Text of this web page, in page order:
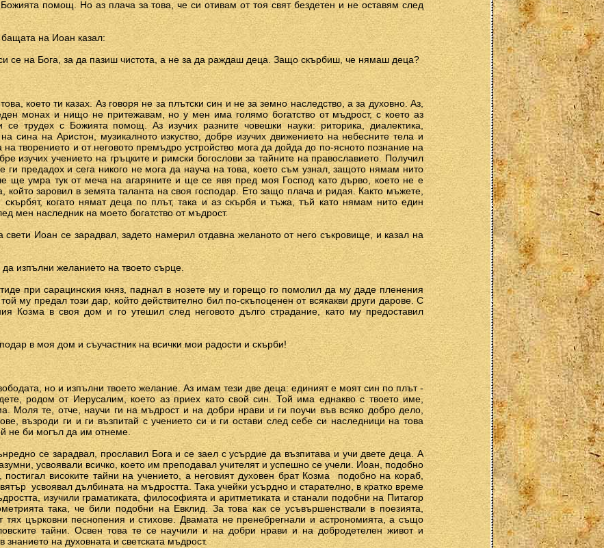
помощ. Но аз плача за това, че си отивам от тоя свят бездетен и не оставям след
на Иоан казал:
се на Бога, за да пазиш чистота, а не за да раждаш деца. Защо скърбиш, че нямаш деца?
което ти казах. Аз говоря не за плътски син и не за земно наследство, а за духовно. Аз,
монах и нищо не притежавам, но у мен има голямо богатство от мъдрост, с което аз
се трудех с Божията помощ. Аз изучих разните човешки науки: риторика, диалектика,
сина на Аристон, музикалното изкуство, добре изучих движението на небесните тела и
на творението и от неговото премъдро устройство мога да дойда до по-ясното познание на
изучих учението на гръцките и римски богослови за тайните на православието. Получил
ги предадох и сега никого не мога да науча на това, което съм узнал, защото нямам нито
ще умра тук от меча на агаряните и ще се явя пред моя Господ като дърво, което не е
който заровил в земята таланта на своя господар. Ето защо плача и ридая. Както мъжете,
когато нямат деца по плът, така и аз скърбя и тъжа, тъй като нямам нито един
мен наследник на моето богатство от мъдрост.
Иоан се зарадвал, задето намерил отдавна желаното от него съкровище, и казал на
изпълни желанието на твоето сърце.
при сарацинския княз, паднал в нозете му и горещо го помолил да му даде пленения
му предал този дар, който действително бил по-скъпоценен от всякакви други дарове. С
Козма в своя дом и го утешил след неговото дълго страдание, като му предоставил
в моя дом и съучастник на всички мои радости и скърби!
но и изпълни твоето желание. Аз имам тези две деца: единият е моят син по плът
родом от Иерусалим, което аз приех като свой син. Той има еднакво с твоето име,
Моля те, отче, научи ги на мъдрост и на добри нрави и ги поучи във всяко добро дело,
възроди ги и ги възпитай с учението си и ги остави след себе си наследници на това
не би могъл да им отнеме.
се зарадвал, прославил Бога и се заел с усърдие да възпитава и учи двете деца. А
усвоявали всичко, което им преподавал учителят и успешно се учели. Иоан, подобно
високите тайни на учението, а неговият духовен брат Козма ­ подобно на кораб,
усвоявал дълбината на мъдростта. Така учейки усърдно и старателно, в кратко време
изучили граматиката, философията и аритметиката и станали подобни на Питагор
така, че били подобни на Евклид. За това как се усъвършенствали в поезията,
тях църковни песнопения и стихове. Двамата не пренебрегнали и астрономията, а също
тайни. Освен това те се научили и на добри нрави и на добродетелен живот и
на духовната и светската мъдрост.